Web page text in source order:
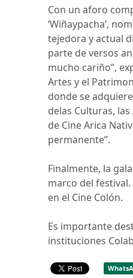
Con un aforo
‘Wiñaypacha’,
tejedora y actual
parte de versos
mucho cariño”,
Artes y el
donde se
delas Culturas,
de Cine Arica
permanente”.
Finalmente, la
marco del
en el Cine Colón.
Es importante
instituciones